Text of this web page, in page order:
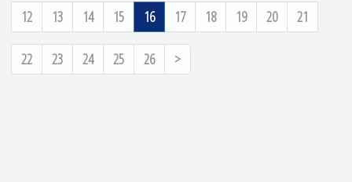
12 13 14 15 16 17 18 19 20 21
22 23 24 25 26 >Next